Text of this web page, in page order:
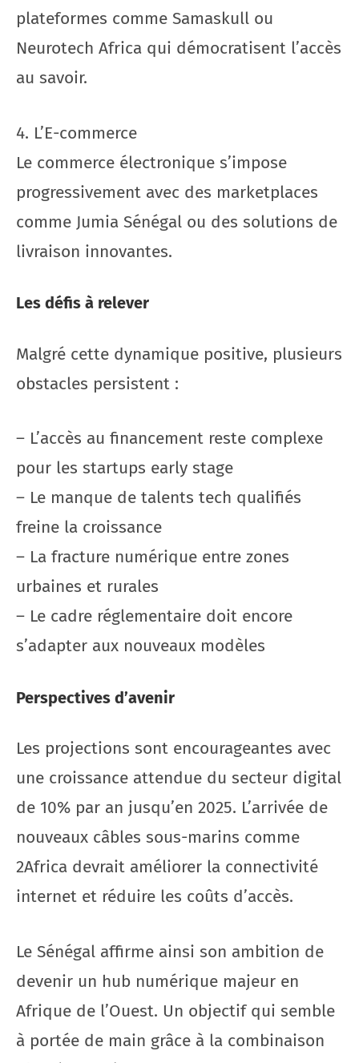
plateformes comme Samaskull ou
Neurotech Africa qui démocratisent l’accès
au savoir.
4. L’E-commerce
Le commerce électronique s’impose
progressivement avec des marketplaces
comme Jumia Sénégal ou des solutions de
livraison innovantes.
Les défis à relever
Malgré cette dynamique positive, plusieurs
obstacles persistent :
– L’accès au financement reste complexe
pour les startups early stage
– Le manque de talents tech qualifiés
freine la croissance
– La fracture numérique entre zones
urbaines et rurales
– Le cadre réglementaire doit encore
s’adapter aux nouveaux modèles
Perspectives d’avenir
Les projections sont encourageantes avec
une croissance attendue du secteur digital
de 10% par an jusqu’en 2025. L’arrivée de
nouveaux câbles sous-marins comme
2Africa devrait améliorer la connectivité
internet et réduire les coûts d’accès.
Le Sénégal affirme ainsi son ambition de
devenir un hub numérique majeur en
Afrique de l’Ouest. Un objectif qui semble
à portée de main grâce à la combinaison